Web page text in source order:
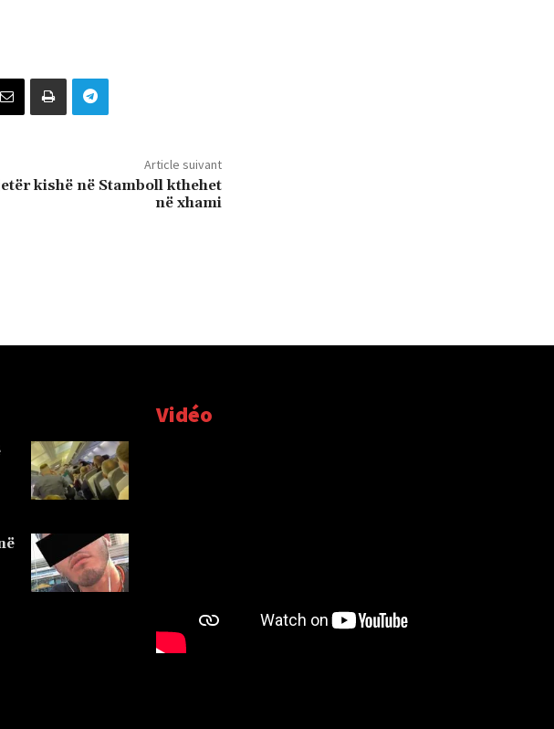
Article suivant
kishë në Stamboll kthehet
në xhami
Vidéo